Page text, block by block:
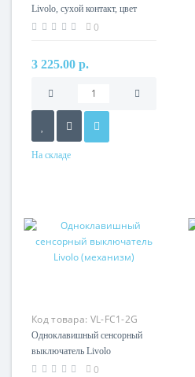
Livolo, сухой контакт, цвет
золотой (механизм)
0
3 225.00 р.
На складе
Код товара: VL-FC1-2G
Одноклавишный сенсорный
выключатель Livolo
(механизм)
0